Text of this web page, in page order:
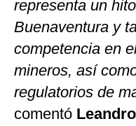
representa un
Buenaventura y
competencia en
mineros, así
regulatorios de
comentó